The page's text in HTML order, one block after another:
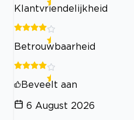
Klantvriendelijkheid
Betrouwbaarheid
Beveelt aan
6 August 2026